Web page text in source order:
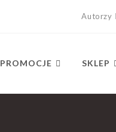
Autorzy
PROMOCJE SKLEP